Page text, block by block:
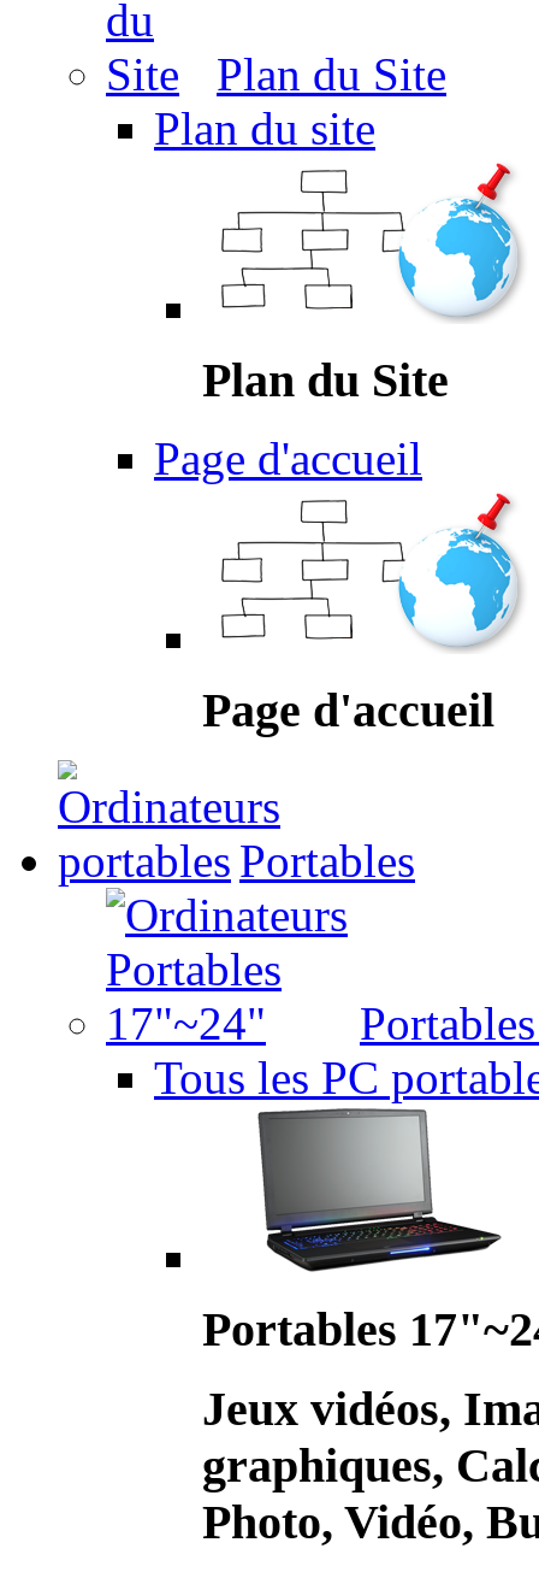
Plan du Site
Plan du site
Plan du Site
Page d'accueil
Page d'accueil
Portables
Tous les PC
Portables
Jeux vidéos,
graphiques,
Photo, Vidéo,